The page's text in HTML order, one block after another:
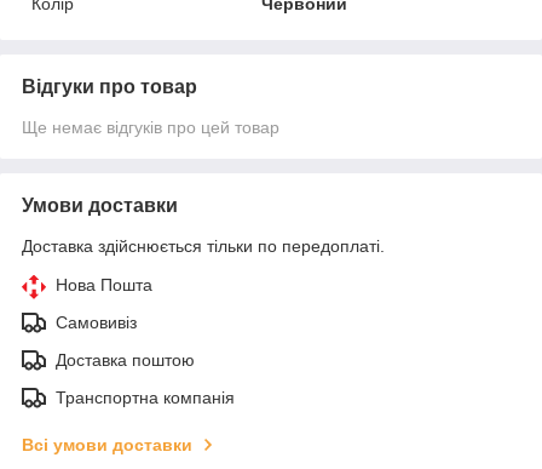
Відгуки про товар
Ще немає відгуків про цей товар
Умови доставки
Доставка здійснюється тільки по передоплаті.
Нова Пошта
Самовивіз
Доставка поштою
Транспортна компанія
Всі умови доставки